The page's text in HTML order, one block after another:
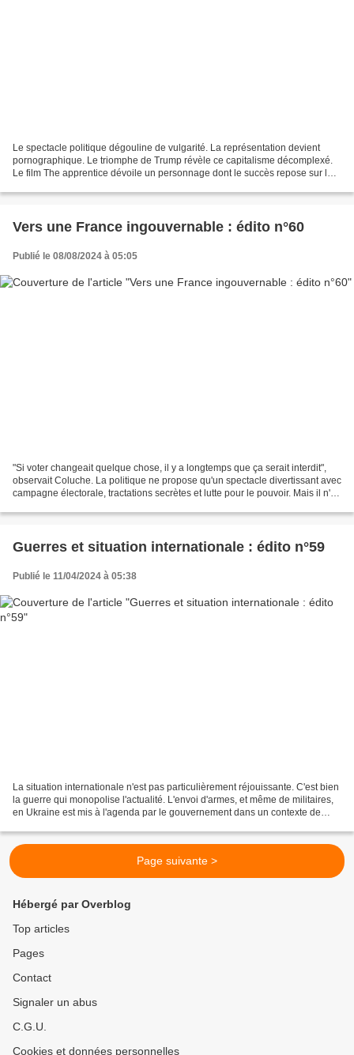
Le spectacle politique dégouline de vulgarité. La représentation devient
pornographique. Le triomphe de Trump révèle ce capitalisme décomplexé.
Le film The apprentice dévoile un personnage dont le succès repose sur les
Vers une France ingouvernable : édito n°60
Publié le 08/08/2024 à 05:05
"Si voter changeait quelque chose, il y a longtemps que ça serait interdit",
observait Coluche. La politique ne propose qu'un spectacle divertissant avec
campagne électorale, tractations secrètes et lutte pour le pouvoir. Mais il n'y
Guerres et situation internationale : édito n°59
Publié le 11/04/2024 à 05:38
La situation internationale n'est pas particulièrement réjouissante. C'est bien
la guerre qui monopolise l'actualité. L'envoi d'armes, et même de militaires,
en Ukraine est mis à l'agenda par le gouvernement dans un contexte de
Page suivante >
Hébergé par Overblog
Top articles
Pages
Contact
Signaler un abus
C.G.U.
Cookies et données personnelles